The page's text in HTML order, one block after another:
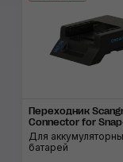
Переходник
Connector for
Для
батарей